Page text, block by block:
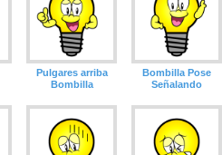
Pulgares arriba
Bombilla
Bombilla Pose
Señalando